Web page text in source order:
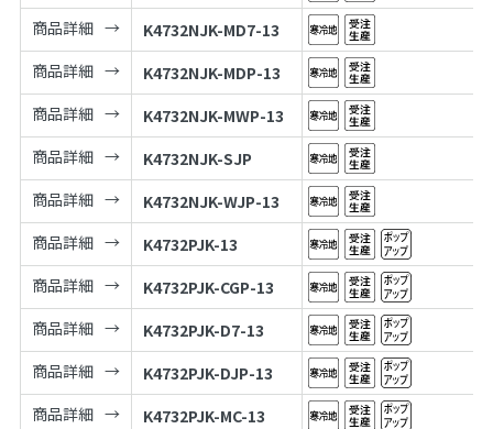
商品詳細
K4732NJK-MD7-13
商品詳細
K4732NJK-MDP-13
商品詳細
K4732NJK-MWP-13
商品詳細
K4732NJK-SJP
商品詳細
K4732NJK-WJP-13
商品詳細
K4732PJK-13
商品詳細
K4732PJK-CGP-13
商品詳細
K4732PJK-D7-13
商品詳細
K4732PJK-DJP-13
商品詳細
K4732PJK-MC-13